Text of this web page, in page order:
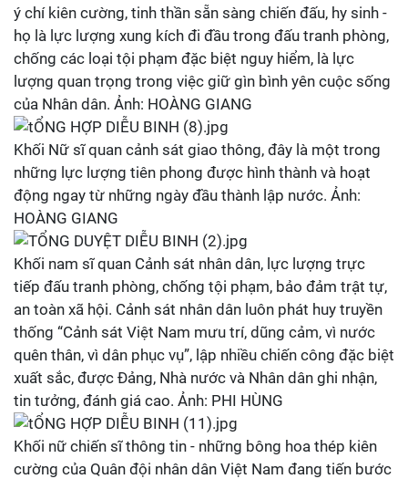
ý chí kiên cường, tinh thần sẵn sàng chiến đấu, hy sinh -
họ là lực lượng xung kích đi đầu trong đấu tranh phòng,
chống các loại tội phạm đặc biệt nguy hiểm, là lực
lượng quan trọng trong việc giữ gìn bình yên cuộc sống
của Nhân dân. Ảnh: HOÀNG GIANG
Khối Nữ sĩ quan cảnh sát giao thông, đây là một trong
những lực lượng tiên phong được hình thành và hoạt
động ngay từ những ngày đầu thành lập nước. Ảnh:
HOÀNG GIANG
Khối nam sĩ quan Cảnh sát nhân dân, lực lượng trực
tiếp đấu tranh phòng, chống tội phạm, bảo đảm trật tự,
an toàn xã hội. Cảnh sát nhân dân luôn phát huy truyền
thống “Cảnh sát Việt Nam mưu trí, dũng cảm, vì nước
quên thân, vì dân phục vụ”, lập nhiều chiến công đặc biệt
xuất sắc, được Đảng, Nhà nước và Nhân dân ghi nhận,
tin tưởng, đánh giá cao. Ảnh: PHI HÙNG
Khối nữ chiến sĩ thông tin - những bông hoa thép kiên
cường của Quân đội nhân dân Việt Nam đang tiến bước